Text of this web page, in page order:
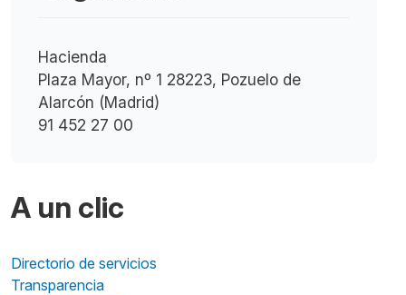
Hacienda
Plaza Mayor, nº 1 28223, Pozuelo de
Alarcón (Madrid)
91 452 27 00
A un clic
Directorio de servicios
Transparencia